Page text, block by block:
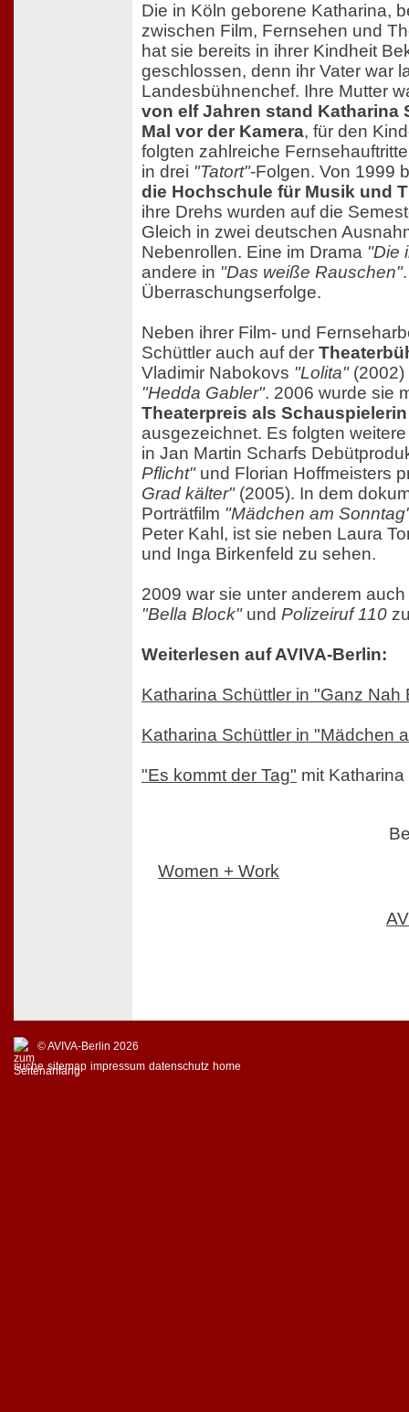
Die in Köln geborene Katharina,
zwischen Film, Fernsehen und
hat sie bereits in ihrer Kindheit
geschlossen, denn ihr Vater war
Landesbühnenchef. Ihre Mutter
von elf Jahren stand Katharina
Mal vor der Kamera, für den
folgten zahlreiche
in drei "Tatort"-Folgen. Von 1999
die Hochschule für Musik und
ihre Drehs wurden auf die
Gleich in zwei deutschen
Nebenrollen. Eine im Drama "Die
andere in "Das weiße Rauschen"
Überraschungserfolge.
Neben ihrer Film- und
Schüttler auch auf der
Vladimir Nabokovs "Lolita"(2002)
"Hedda Gabler". 2006 wurde sie
Theaterpreis als
ausgezeichnet. Es folgten
in Jan Martin Scharfs
Pflicht"und Florian Hoffmeisters
Grad kälter"(2005). In dem
Porträtfilm "Mädchen am
Peter Kahl, ist sie neben Laura
und Inga Birkenfeld zu sehen.
2009 war sie unter anderem
"Bella Block"und Polizeiruf 110
Weiterlesen auf AVIVA-Berlin:
Katharina Schüttler in "Ganz Nah
Katharina Schüttler in "Mädchen
"Es kommt der Tag" mit Katharina
Women + Work
© AVIVA-Berlin 2026
suche sitemap impressum datenschutz home